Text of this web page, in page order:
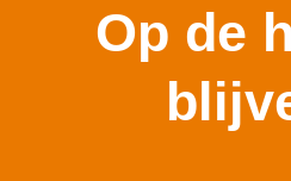
Op de